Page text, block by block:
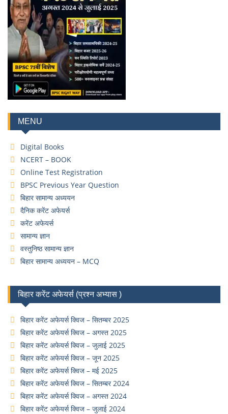
MENU
Digital Books
NCERT – BOOK
Online Test Registration
BPSC Previous Year Question
बिहार सामान्य अध्ययन
दैनिक करेंट अफेयर्स
करेंट अफेयर्स
सामान्य ज्ञान
वस्तुनिष्ठ सामान्य ज्ञान
बिहार सामान्य अध्ययन – MCQ
बिहार करेंट अफेयर्स (प्रश्न अभ्यास )
बिहार करेंट अफेयर्स क्विज – सितम्बर 2025
बिहार करेंट अफेयर्स क्विज – अगस्त 2025
बिहार करेंट अफेयर्स क्विज – जुलाई 2025
बिहार करेंट अफेयर्स क्विज – जून 2025
बिहार करेंट अफेयर्स क्विज – मई 2025
बिहार करेंट अफेयर्स क्विज – सितम्बर 2024
बिहार करेंट अफेयर्स क्विज – अगस्त 2024
बिहार करेंट अफेयर्स क्विज – जुलाई 2024